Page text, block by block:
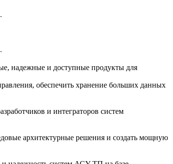
надежные и доступные продукты для
обеспечить хранение больших данных
и интеграторов систем
архитектурные решения и создать мощную